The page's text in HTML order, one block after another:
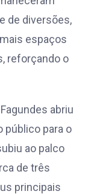
de diversões,
espaços
reforçando o
abriu
público para o
ao palco
de três
principais